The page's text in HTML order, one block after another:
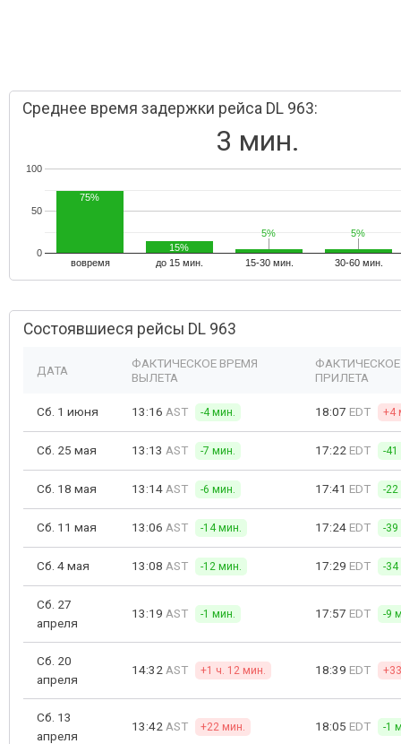
Среднее время задержки рейса DL 963:
3 мин.
вовремя до 15 мин. 15-30 мин. 30-60 мин.
0
50
100
75%
15%
5%
5% 5%
5%
Состоявшиеся рейсы DL 963
ДАТА
ФАКТИЧЕСКОЕ ВРЕМЯ
ВЫЛЕТА
ПРИЛЕТА
Сб. 1 июня 13:16 AST -4 мин. 18:07 EDT +4
Сб. 25 мая 13:13 AST -7 мин. 17:22 EDT -
Сб. 18 мая 13:14 AST -6 мин. 17:41 EDT -
Сб. 11 мая 13:06 AST -14 мин. 17:24 EDT -
Сб. 4 мая 13:08 AST -12 мин. 17:29 EDT -
Сб. 27
апреля
13:19 AST -1 мин. 17:57 EDT -9
Сб. 20
апреля
14:32 AST +1 ч. 12 мин. 18:39 EDT
Сб. 13
апреля
13:42 AST +22 мин. 18:05 EDT -1